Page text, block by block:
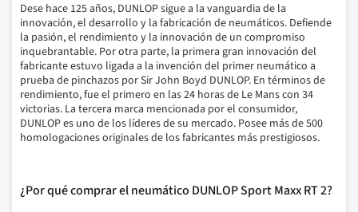
Dese hace 125 años, DUNLOP sigue a la vanguardia de la
innovación, el desarrollo y la fabricación de neumáticos. Defiende
la pasión, el rendimiento y la innovación de un compromiso
inquebrantable. Por otra parte, la primera gran innovación del
fabricante estuvo ligada a la invención del primer neumático a
prueba de pinchazos por Sir John Boyd DUNLOP. En términos de
rendimiento, fue el primero en las 24 horas de Le Mans con 34
victorias. La tercera marca mencionada por el consumidor,
DUNLOP es uno de los líderes de su mercado. Posee más de 500
homologaciones originales de los fabricantes más prestigiosos.
¿Por qué comprar el neumático DUNLOP Sport Maxx RT 2?